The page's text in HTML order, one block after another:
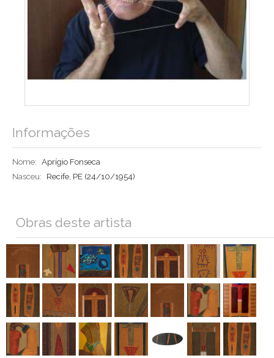
Informações
Nome: Aprígio Fonseca
Nasceu:
Recife, PE (24/10/1954)
Obras deste artista